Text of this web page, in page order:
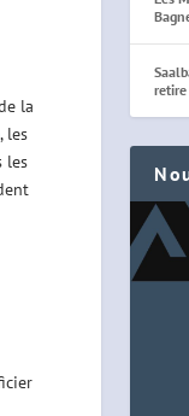
la
, les
les
retire